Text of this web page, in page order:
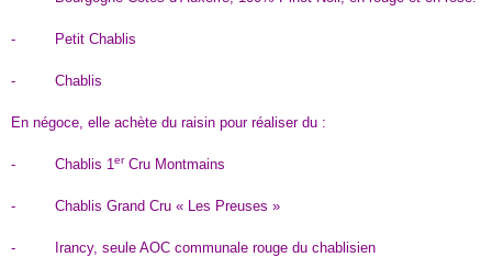
- Petit Chablis
- Chablis
En négoce, elle achète du raisin pour réaliser du :
- Chablis 1erCru Montmains
- Chablis Grand Cru « Les Preuses »
- Irancy, seule AOC communale rouge du chablisien